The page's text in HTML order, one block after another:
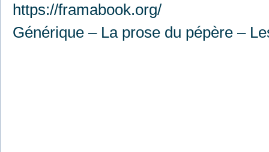
https://framabook.org/
Générique – La prose du pépère –